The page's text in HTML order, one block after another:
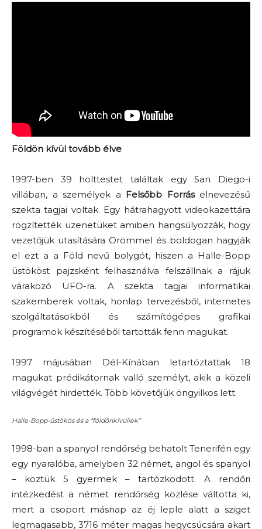
Földön kívül tovább élve
1997-ben 39 holttestet találtak egy San Diego-i
villában, a személyek a Felsőbb Forráselnevezésű
szekta tagjai voltak. Egy hátrahagyott videokazettára
rögzítették üzenetüket amiben hangsúlyozzák, hogy
vezetőjük utasítására Örömmel és boldogan hagyják
el ezt a a Föld nevű bolygót, hiszen a Halle-Bopp
üstököst pajzsként felhasználva felszállnak a rájuk
várakozó UFO-ra. A szekta tagjai informatikai
szakemberek voltak, honlap tervezésből, internetes
szolgáltatásokból és számítógépes grafikai
programok készítéséből tartották fenn magukat.
1997 májusában Dél-Kínában letartóztattak 18
magukat prédikátornak valló személyt, akik a közeli
világvégét hirdették. Több követőjük öngyilkos lett.
Halle-Bopp-üstökös és a “földönkívüliek”
1998-ban a spanyol rendőrség behatolt Tenerifén egy
egy nyaralóba, amelyben 32 német, angol és spanyol
– köztük 5 gyermek – tartózkodott. A rendőri
intézkedést a német rendőrség közlése váltotta ki,
mert a csoport másnap az éj leple alatt a sziget
legmagasabb, 3716 méter magas hegycsúcsára akart